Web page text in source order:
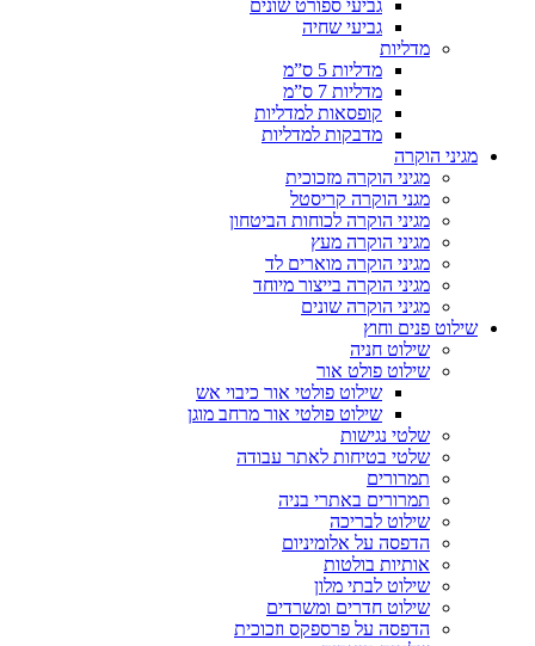
גביעי ספורט שונים
גביעי שחיה
מדליות
מדליות 5 ס”מ
מדליות 7 ס”מ
קופסאות למדליות
מדבקות למדליות
מגיני הוקרה
מגיני הוקרה מזכוכית
מגני הוקרה קריסטל
מגיני הוקרה לכוחות הביטחון
מגיני הוקרה מעץ
מגיני הוקרה מוארים לד
מגיני הוקרה בייצור מיוחד
מגיני הוקרה שונים
שילוט פנים וחוץ
שילוט חניה
שילוט פולט אור
שילוט פולטי אור כיבוי אש
שילוט פולטי אור מרחב מוגן
שלטי נגישות
שלטי בטיחות לאתר עבודה
תמרורים
תמרורים באתרי בניה
שילוט לבריכה
הדפסה על אלומיניום
אותיות בולטות
שילוט לבתי מלון
שילוט חדרים ומשרדים
הדפסה על פרספקס וזכוכית